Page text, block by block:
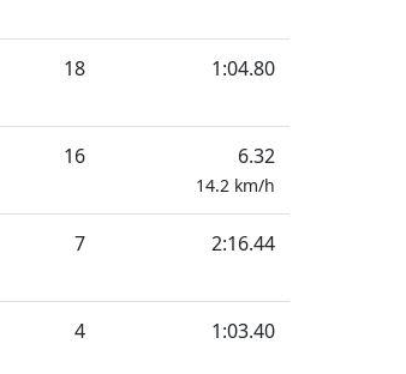
18 1:04.80
16 6.32
14.2 km/h
7 2:16.44
4 1:03.40